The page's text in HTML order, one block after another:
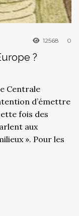
12568 0
?
Centrale
d’émettre
fois des
aux
». Pour les